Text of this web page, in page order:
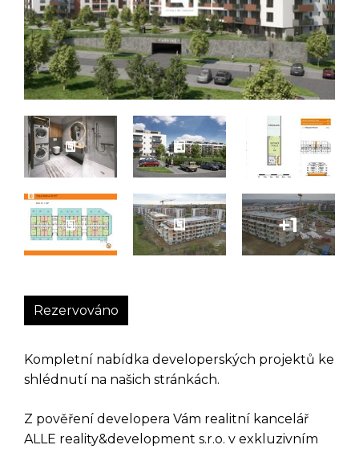
Rezervováno
Kompletní nabídka developerských projektů ke
shlédnutí na našich stránkách.
Z pověření developera Vám realitní kancelář
ALLE reality&development s.r.o. v exkluzivním